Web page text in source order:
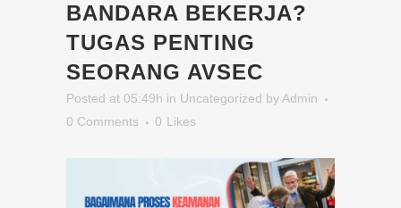
BANDARA BEKERJA?
TUGAS PENTING
SEORANG AVSEC
Posted at 05:49h in Uncategorized by Admin
0 Comments
0 Likes